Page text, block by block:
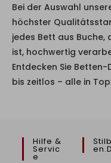
Bei der Auswahl
höchster
jedes Bett aus Buche,
ist, hochwertig
Entdecken Sie
bis zeitlos – alle in
Hilfe &
Servic
E